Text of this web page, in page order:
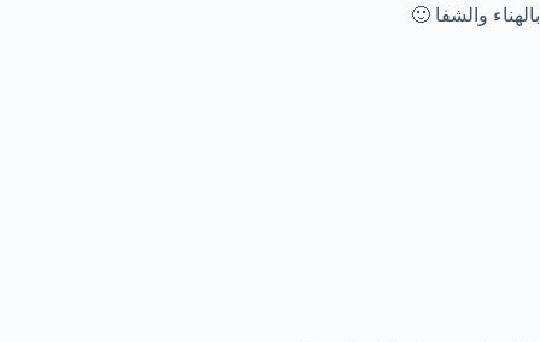
بالهناء والشفا 🙂